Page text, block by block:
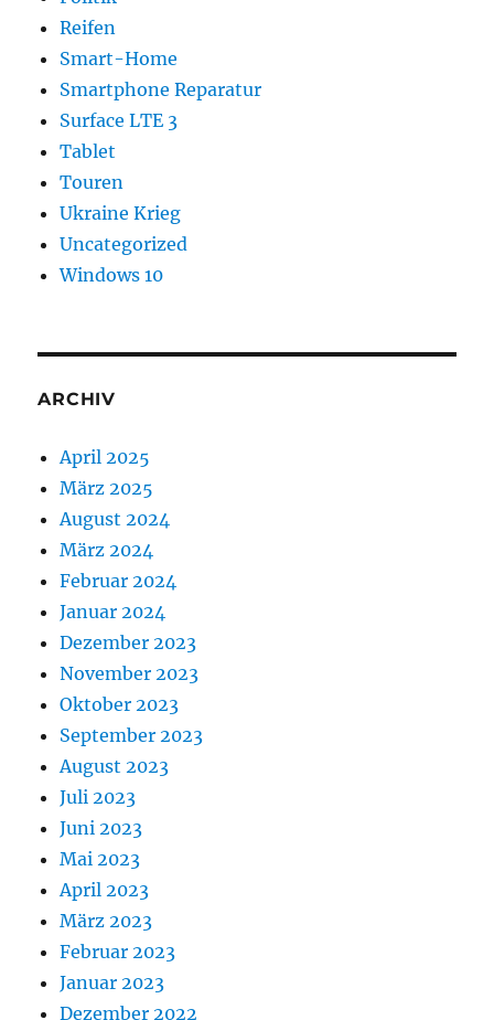
Reifen
Smart-Home
Smartphone Reparatur
Surface LTE 3
Tablet
Touren
Ukraine Krieg
Uncategorized
Windows 10
ARCHIV
April 2025
März 2025
August 2024
März 2024
Februar 2024
Januar 2024
Dezember 2023
November 2023
Oktober 2023
September 2023
August 2023
Juli 2023
Juni 2023
Mai 2023
April 2023
März 2023
Februar 2023
Januar 2023
Dezember 2022